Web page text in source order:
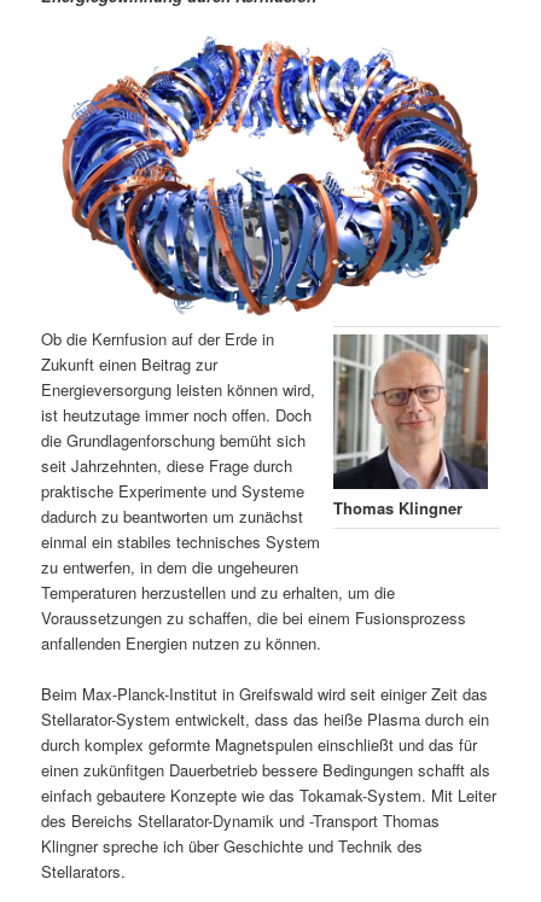
e
h
a
l
t
s
p
i
n
g
e
ä
I
n
h
a
l
t
p
r
i
n
n
Thomas Klingner
Ob die Kernfusion auf der Erde in
Zukunft einen Beitrag zur
Energieversorgung leisten können wird,
ist heutzutage immer noch offen. Doch
die Grundlagenforschung bemüht sich
seit Jahrzehnten, diese Frage durch
praktische Experimente und Systeme
dadurch zu beantworten um zunächst
einmal ein stabiles technisches System
zu entwerfen, in dem die ungeheuren
Temperaturen herzustellen und zu erhalten, um die
Voraussetzungen zu schaffen, die bei einem Fusionsprozess
anfallenden Energien nutzen zu können.
Beim Max-Planck-Institut in Greifswald wird seit einiger Zeit das
Stellarator-System entwickelt, dass das heiße Plasma durch ein
durch komplex geformte Magnetspulen einschließt und das für
einen zukünfitgen Dauerbetrieb bessere Bedingungen schafft als
einfach gebautere Konzepte wie das Tokamak-System. Mit Leiter
des Bereichs Stellarator-Dynamik und -Transport Thomas
Klingner spreche ich über Geschichte und Technik des
Stellarators.